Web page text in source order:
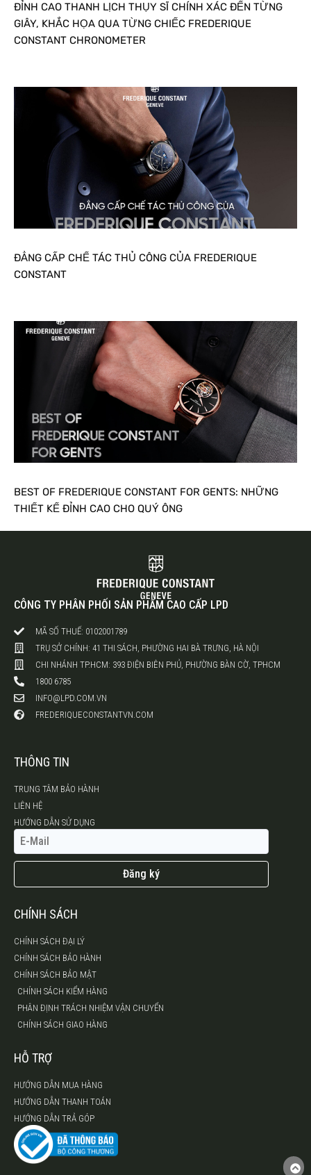
ĐỈNH CAO THANH LỊCH THỤY SĨ CHÍNH XÁC ĐẾN TỪNG
GIÂY, KHẮC HỌA QUA TỪNG CHIẾC FREDERIQUE
CONSTANT CHRONOMETER
ĐẲNG CẤP CHẾ TÁC THỦ CÔNG CỦA FREDERIQUE
CONSTANT
BEST OF FREDERIQUE CONSTANT FOR GENTS: NHỮNG
THIẾT KẾ ĐỈNH CAO CHO QUÝ ÔNG
CÔNG TY PHÂN PHỐI SẢN PHẨM CAO CẤP LPD
MÃ SỐ THUẾ: 0102001789
TRỤ SỞ CHÍNH: 41 THI SÁCH, PHƯỜNG HAI BÀ TRƯNG, HÀ NỘI
CHI NHÁNH TP.HCM: 393 ĐIỆN BIÊN PHỦ, PHƯỜNG BÀN CỜ, TPHCM
1800 6785
INFO@LPD.COM.VN
FREDERIQUECONSTANTVN.COM
THÔNG TIN
TRUNG TÂM BẢO HÀNH
LIÊN HỆ
HƯỚNG DẪN SỬ DỤNG
Đăng ký
CHÍNH SÁCH
CHÍNH SÁCH ĐẠI LÝ
CHÍNH SÁCH BẢO HÀNH
CHÍNH SÁCH BẢO MẬT
CHÍNH SÁCH KIỂM HÀNG
PHÂN ĐỊNH TRÁCH NHIỆM VẬN CHUYỂN
CHÍNH SÁCH GIAO HÀNG
HỖ TRỢ
HƯỚNG DẪN MUA HÀNG
HƯỚNG DẪN THANH TOÁN
HƯỚNG DẪN TRẢ GÓP